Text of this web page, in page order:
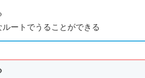
ートでうることができる